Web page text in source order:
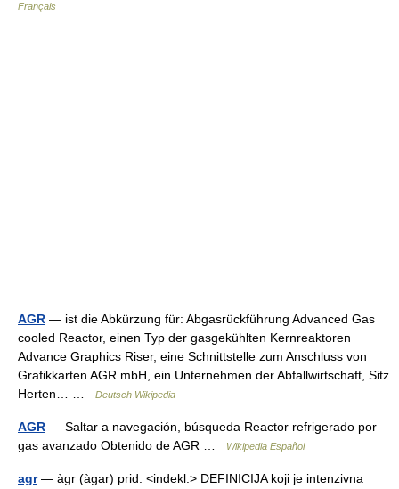
Français
AGR — ist die Abkürzung für: Abgasrückführung Advanced Gas
cooled Reactor, einen Typ der gasgekühlten Kernreaktoren
Advance Graphics Riser, eine Schnittstelle zum Anschluss von
Grafikkarten AGR mbH, ein Unternehmen der Abfallwirtschaft, Sitz
Herten… …
Deutsch Wikipedia
AGR — Saltar a navegación, búsqueda Reactor refrigerado por
gas avanzado Obtenido de AGR …
Wikipedia Español
agr— àgr (àgar) prid. <indekl.> DEFINICIJA koji je intenzivna